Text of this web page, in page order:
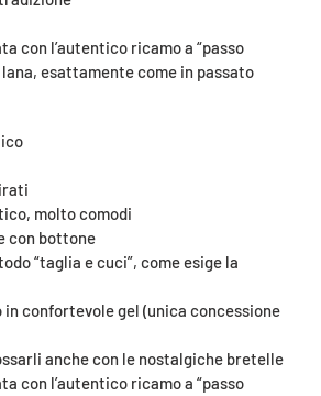
con l’autentico ricamo a “passo
esattamente come in passato
molto comodi
con bottone
“taglia e cuci”, come esige la
confortevole gel (unica concessione
anche con le nostalgiche bretelle
con l’autentico ricamo a “passo